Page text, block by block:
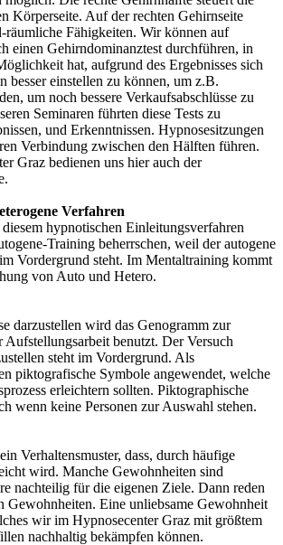
Körperseite. Auf der rechten Gehirnseite
räumliche Fähigkeiten. Wir können auf
einen Gehirndominanztest durchführen, in
hat, aufgrund des Ergebnisses sich
besser einstellen zu können, um z.B.
um noch bessere Verkaufsabschlüsse zu
Seminaren führten diese Tests zu
und Erkenntnissen. Hypnosesitzungen
Verbindung zwischen den Hälften führen.
Graz bedienen uns hier auch der
Verfahren
hypnotischen Einleitungsverfahren
Training beherrschen, weil der autogene
Vordergrund steht. Im Mentaltraining kommt
von Auto und Hetero.
darzustellen wird das Genogramm zur
benutzt. Der Versuch
steht im Vordergrund. Als
piktografische Symbole angewendet, welche
erleichtern sollten. Piktographische
wenn keine Personen zur Auswahl stehen.
Verhaltensmuster, dass, durch häufige
wird. Manche Gewohnheiten sind
nachteilig für die eigenen Ziele. Dann reden
Gewohnheiten. Eine unliebsame Gewohnheit
wir im Hypnosecenter Graz mit größtem
nachhaltig bekämpfen können.